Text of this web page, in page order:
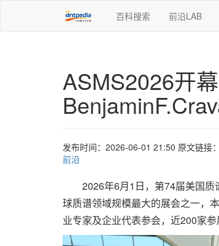
百科搜索 前沿LAB
ASMS2026开
发布时间：2026-06-01 21:50 原文链接：
前沿
2026年6月1日，第74届美国质
球质谱领域规模最大的展会之一，
业专家及企业代表参会，近200家